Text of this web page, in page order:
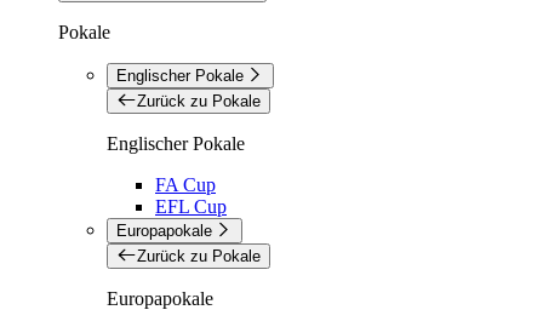
Pokale
Englischer Pokale
Zurück zu Pokale
Englischer Pokale
FA Cup
EFL Cup
Europapokale
Zurück zu Pokale
Europapokale